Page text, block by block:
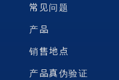
常见问题
产品
销售地点
产品真伪验证